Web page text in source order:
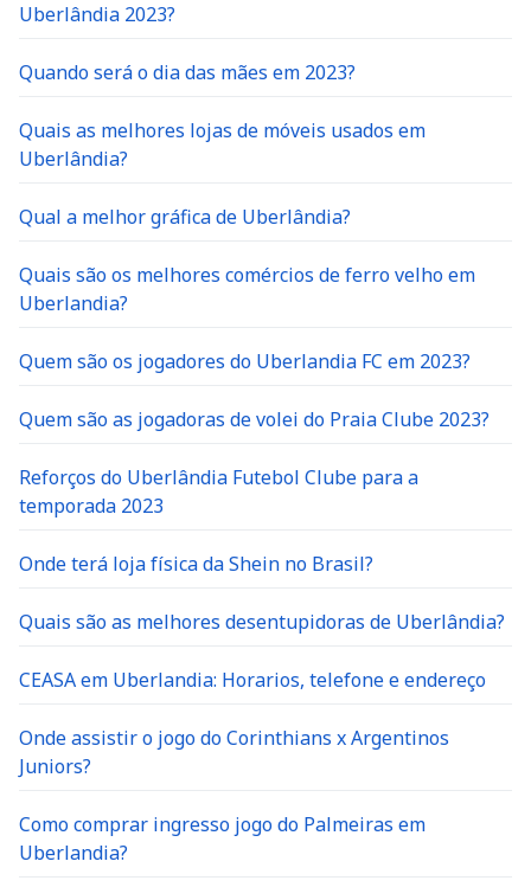
Uberlândia 2023?
Quando será o dia das mães em 2023?
Quais as melhores lojas de móveis usados em
Uberlândia?
Qual a melhor gráfica de Uberlândia?
Quais são os melhores comércios de ferro velho em
Uberlandia?
Quem são os jogadores do Uberlandia FC em 2023?
Quem são as jogadoras de volei do Praia Clube 2023?
Reforços do Uberlândia Futebol Clube para a
temporada 2023
Onde terá loja física da Shein no Brasil?
Quais são as melhores desentupidoras de Uberlândia?
CEASA em Uberlandia: Horarios, telefone e endereço
Onde assistir o jogo do Corinthians x Argentinos
Juniors?
Como comprar ingresso jogo do Palmeiras em
Uberlandia?